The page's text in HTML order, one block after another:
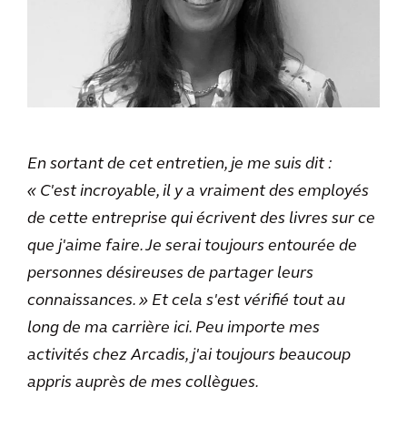
En sortant de cet entretien, je me suis dit :
« C'est incroyable, il y a vraiment des employés
de cette entreprise qui écrivent des livres sur ce
que j'aime faire. Je serai toujours entourée de
personnes désireuses de partager leurs
connaissances. » Et cela s'est vérifié tout au
long de ma carrière ici. Peu importe mes
activités chez Arcadis, j'ai toujours beaucoup
appris auprès de mes collègues.